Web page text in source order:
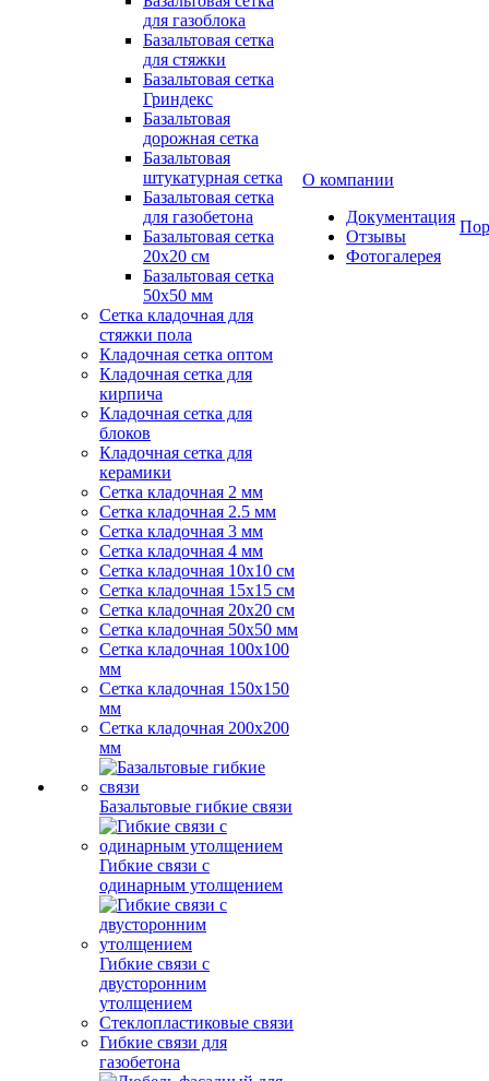
для газоблока
Базальтовая сетка
для стяжки
Базальтовая сетка
Гриндекс
Базальтовая
дорожная сетка
Базальтовая
штукатурная сетка
Базальтовая сетка
для газобетона
Базальтовая сетка
20x20 см
Базальтовая сетка
50x50 мм
Сетка кладочная для
стяжки пола
Кладочная сетка оптом
Кладочная сетка для
кирпича
Кладочная сетка для
блоков
Кладочная сетка для
керамики
Сетка кладочная 2 мм
Сетка кладочная 2.5 мм
Сетка кладочная 3 мм
Сетка кладочная 4 мм
Сетка кладочная 10x10 см
Сетка кладочная 15x15 см
Сетка кладочная 20x20 см
Сетка кладочная 50x50 мм
Сетка кладочная 100x100
мм
Сетка кладочная 150x150
мм
Сетка кладочная 200x200
мм
Базальтовые гибкие связи
Гибкие связи с
одинарным утолщением
Гибкие связи с
двусторонним
утолщением
Стеклопластиковые связи
Гибкие связи для
газобетона
О компании
Документация
Отзывы
Фотогалерея